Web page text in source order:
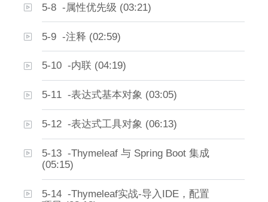
5-8 -属性优先级 (03:21)
5-9 -注释 (02:59)
5-10 -内联 (04:19)
5-11 -表达式基本对象 (03:05)
5-12 -表达式工具对象 (06:13)
5-13 -Thymeleaf 与 Spring Boot 集成
(05:15)
5-14 -Thymeleaf实战-导入IDE，配置